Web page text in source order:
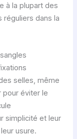
à la plupart des
réguliers dans la
selles, même
pour éviter le
simplicité et leur
usure.